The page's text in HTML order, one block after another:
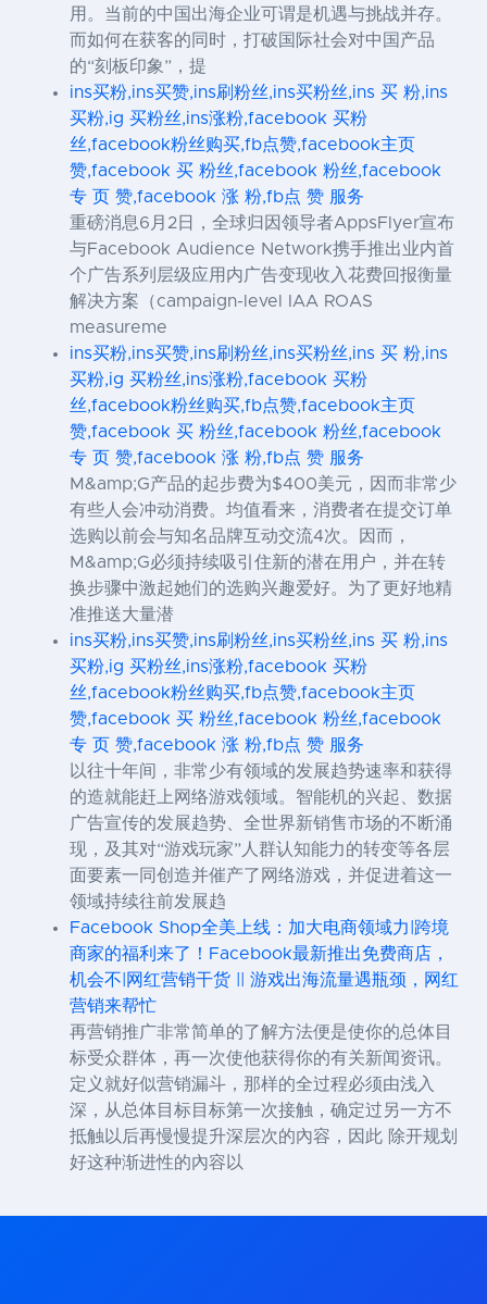
用。当前的中国出海企业可谓是机遇与挑战并存。
而如何在获客的同时，打破国际社会对中国产品
的“刻板印象”，提
ins买粉,ins买赞,ins刷粉丝,ins买粉丝,ins 买 粉,ins
买粉,ig 买粉丝,ins涨粉,facebook 买粉
丝,facebook粉丝购买,fb点赞,facebook主页
赞,facebook 买 粉丝,facebook 粉丝,facebook
专 页 赞,facebook 涨 粉,fb点 赞 服务
重磅消息6月2日，全球归因领导者AppsFlyer宣布
与Facebook Audience Network携手推出业内首
个广告系列层级应用内广告变现收入花费回报衡量
解决方案（campaign-level IAA ROAS
measureme
ins买粉,ins买赞,ins刷粉丝,ins买粉丝,ins 买 粉,ins
买粉,ig 买粉丝,ins涨粉,facebook 买粉
丝,facebook粉丝购买,fb点赞,facebook主页
赞,facebook 买 粉丝,facebook 粉丝,facebook
专 页 赞,facebook 涨 粉,fb点 赞 服务
M&amp;G产品的起步费为$400美元，因而非常少
有些人会冲动消费。均值看来，消费者在提交订单
选购以前会与知名品牌互动交流4次。因而，
M&amp;G必须持续吸引住新的潜在用户，并在转
换步骤中激起她们的选购兴趣爱好。为了更好地精
准推送大量潜
ins买粉,ins买赞,ins刷粉丝,ins买粉丝,ins 买 粉,ins
买粉,ig 买粉丝,ins涨粉,facebook 买粉
丝,facebook粉丝购买,fb点赞,facebook主页
赞,facebook 买 粉丝,facebook 粉丝,facebook
专 页 赞,facebook 涨 粉,fb点 赞 服务
以往十年间，非常少有领域的发展趋势速率和获得
的造就能赶上网络游戏领域。智能机的兴起、数据
广告宣传的发展趋势、全世界新销售市场的不断涌
现，及其对“游戏玩家”人群认知能力的转变等各层
面要素一同创造并催产了网络游戏，并促进着这一
领域持续往前发展趋
Facebook Shop全美上线：加大电商领域力|跨境
商家的福利来了！Facebook最新推出免费商店，
机会不|网红营销干货 || 游戏出海流量遇瓶颈，网红
营销来帮忙
再营销推广非常简单的了解方法便是使你的总体目
标受众群体，再一次使他获得你的有关新闻资讯。
定义就好似营销漏斗，那样的全过程必须由浅入
深，从总体目标目标第一次接触，确定过另一方不
抵触以后再慢慢提升深层次的內容，因此 除开规划
好这种渐进性的內容以